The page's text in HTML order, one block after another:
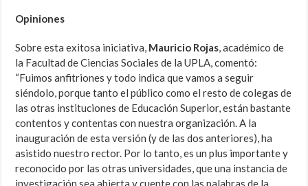
Opiniones
Sobre esta exitosa iniciativa, Mauricio Rojas,académico de
la Facultad de Ciencias Sociales de la UPLA, comentó:
“Fuimos anfitriones y todo indica que vamos a seguir
siéndolo, porque tanto el público como el resto de colegas de
las otras instituciones de Educación Superior, están bastante
contentos y contentas con nuestra organización. A la
inauguración de esta versión (y de las dos anteriores), ha
asistido nuestro rector. Por lo tanto, es un plus importante y
reconocido por las otras universidades, que una instancia de